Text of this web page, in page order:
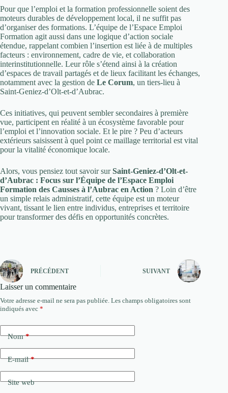
Pour que l’emploi et la formation professionnelle soient des
moteurs durables de développement local, il ne suffit pas
d’organiser des formations. L’équipe de l’Espace Emploi
Formation agit aussi dans une logique d’action sociale
étendue, rappelant combien l’insertion est liée à de multiples
facteurs : environnement, cadre de vie, et collaboration
interinstitutionnelle. Leur rôle s’étend ainsi à la création
d’espaces de travail partagés et de lieux facilitant les échanges,
notamment avec la gestion de Le Corum, un tiers-lieu à
Saint-Geniez-d’Olt-et-d’Aubrac.
Ces initiatives, qui peuvent sembler secondaires à première
vue, participent en réalité à un écosystème favorable pour
l’emploi et l’innovation sociale. Et le pire ? Peu d’acteurs
extérieurs saisissent à quel point ce maillage territorial est vital
pour la vitalité économique locale.
Alors, vous pensiez tout savoir surSaint-Geniez-d’Olt-et-
d’Aubrac : Focus sur l’Équipe de l’Espace Emploi
Formation des Causses à l’Aubrac en Action ? Loin d’être
un simple relais administratif, cette équipe est un moteur
vivant, tissant le lien entre individus, entreprises et territoire
pour transformer des défis en opportunités concrètes.
PRÉCÉDENT SUIVANT
Laisser un commentaire
Votre adresse e-mail ne sera pas publiée. Les champs obligatoires sont
indiqués avec *
Nom*
E-mail*
Site web